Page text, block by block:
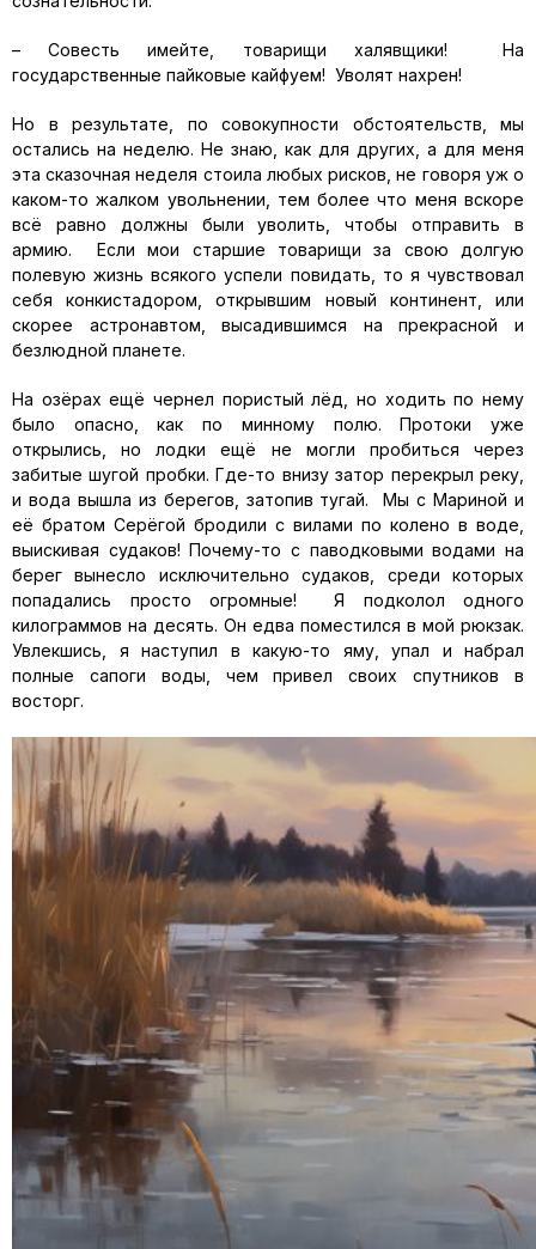
– Совесть имейте, товарищи халявщики! На
государственные пайковые кайфуем! Уволят нахрен!
Но в результате, по совокупности обстоятельств, мы
остались на неделю. Не знаю, как для других, а для меня
эта сказочная неделя стоила любых рисков, не говоря уж о
каком-то жалком увольнении, тем более что меня вскоре
всё равно должны были уволить, чтобы отправить в
армию. Если мои старшие товарищи за свою долгую
полевую жизнь всякого успели повидать, то я чувствовал
себя конкистадором, открывшим новый континент, или
скорее астронавтом, высадившимся на прекрасной и
безлюдной планете.
На озёрах ещё чернел пористый лёд, но ходить по нему
было опасно, как по минному полю. Протоки уже
открылись, но лодки ещё не могли пробиться через
забитые шугой пробки. Где-то внизу затор перекрыл реку,
и вода вышла из берегов, затопив тугай. Мы с Мариной и
её братом Серёгой бродили с вилами по колено в воде,
выискивая судаков! Почему-то с паводковыми водами на
берег вынесло исключительно судаков, среди которых
попадались просто огромные! Я подколол одного
килограммов на десять. Он едва поместился в мой рюкзак.
Увлекшись, я наступил в какую-то яму, упал и набрал
полные сапоги воды, чем привел своих спутников в
восторг.